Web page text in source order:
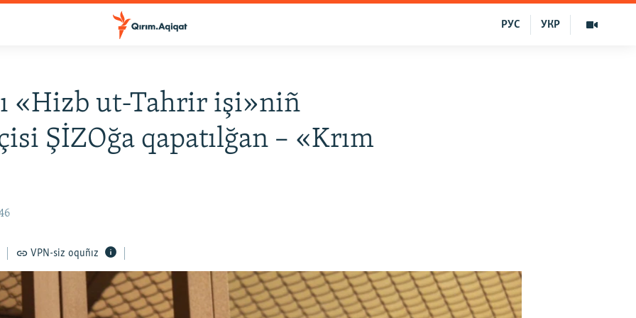
УКР
РУС
«Hizb ut-Tahrir işi»niñ
ŞİZOğa qapatılğan – «Krım
VPN-siz oquñız